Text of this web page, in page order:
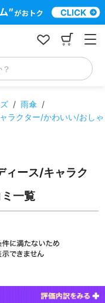
/ 雨傘 /
ラクター/かわいい/おしゃ
ィース/キャラク
一覧